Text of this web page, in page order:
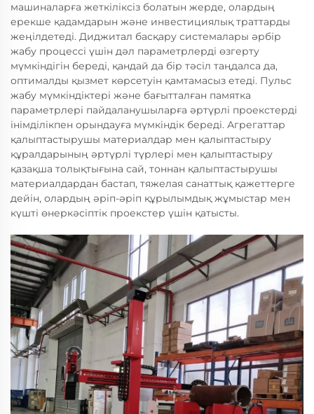
машиналарға жеткіліксіз болатын жерде, олардың
ерекше қадамдарын және инвестициялық траттарды
жеңілдетеді. Диджитал басқару системалары әрбір
жабу процессі үшін дәл параметрлерді өзгерту
мүмкіндігін береді, қандай да бір тәсіл таңдалса да,
оптималды қызмет көрсетуін қамтамасыз етеді. Пульс
жабу мүмкіндіктері және бағытталған памятка
параметрлері пайдаланушыларға әртүрлі проекстерді
інімділікпен орындауға мүмкіндік береді. Агрегаттар
қалыптастырушы материалдар мен қалыптастыру
құралдарының әртүрлі түрлері мен қалыптастыру
қазақша толықтығына сай, тоннан қалыптастырушы
материалдардан бастап, тяжелая санаттық қажеттерге
дейін, олардың әріп-әріп құрылымдық жұмыстар мен
күшті өнеркәсіптік проекстер үшін қатысты.